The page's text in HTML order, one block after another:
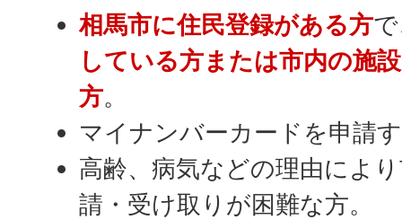
相馬市に住民登録がある方
している方または市内の施
方。
マイナンバーカードを申請
高齢、病気などの理由によ
請・受け取りが困難な方。